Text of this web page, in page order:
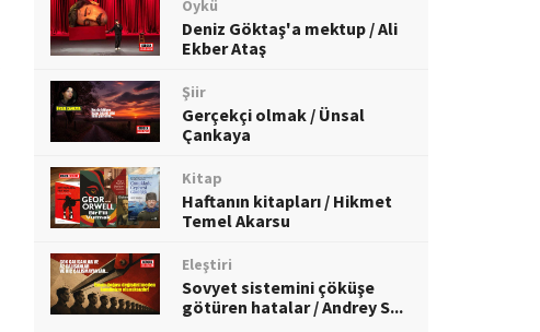
Öykü
Deniz Göktaş'a mektup / Ali
Ekber Ataş
Şiir
Gerçekçi olmak / Ünsal
Çankaya
Kitap
Haftanın kitapları / Hikmet
Temel Akarsu
Eleştiri
Sovyet sistemini çöküşe
götüren hatalar / Andrey S...